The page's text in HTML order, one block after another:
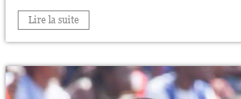
Lire la suite